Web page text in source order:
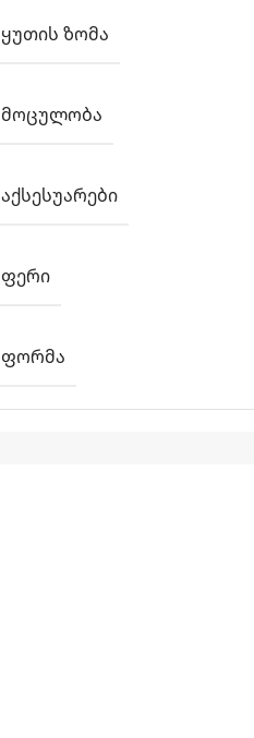
ᲧᲣᲗᲘᲡ ᲖᲝᲛᲐ
ᲛᲝᲪᲣᲚᲝᲑᲐ
ᲐᲥᲡᲔᲡᲣᲐᲠᲔᲑᲘ
ᲤᲔᲠᲘ
ᲤᲝᲠᲛᲐ